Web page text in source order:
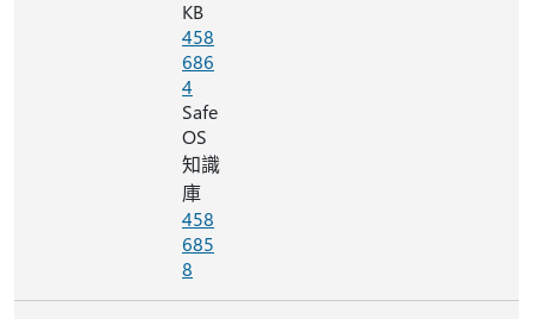
KB
458
686
4
Safe
OS
知識
庫
458
685
8